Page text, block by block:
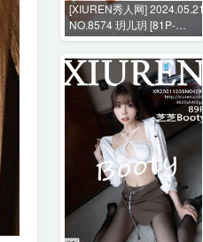
[XIUREN秀人网] 2024.05.21
NO.8574 玥儿玥 [81P-
598MB]